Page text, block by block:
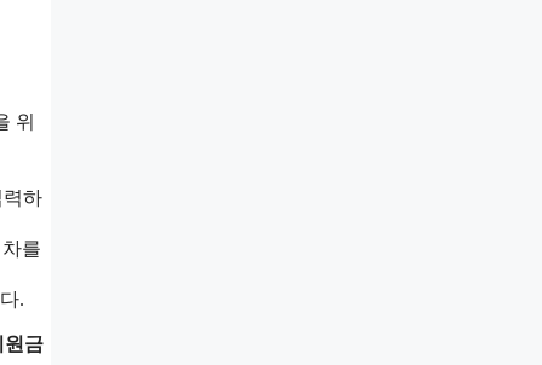
위
력하
를
.
원금